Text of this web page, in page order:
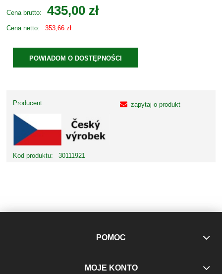
Cena brutto: 435,00 zł
Cena netto: 353,66 zł
POWIADOM O DOSTĘPNOŚCI
Producent:
Kod produktu: 30111921
zapytaj o produkt
POMOC
MOJE KONTO